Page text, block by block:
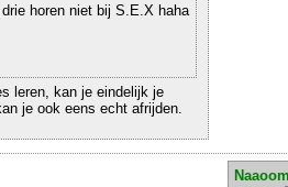
horen niet bij S.E.X haha
leren, kan je eindelijk je
je ook eens echt afrijden.